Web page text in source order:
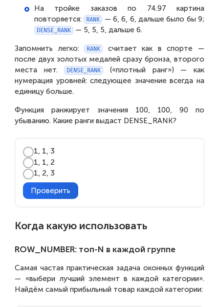
На тройке заказов по 74.97 картина
повторяется: RANK — 6, 6, 6, дальше было бы 9;
DENSE_RANK — 5, 5, 5, дальше 6.
Запомнить легко: RANK
считает как в спорте —
после двух золотых медалей сразу бронза, второго
места нет. DENSE_RANK
(«плотный ранг») — как
нумерация уровней: следующее значение всегда на
единицу больше.
Функция ранжирует значения 100, 100, 90 по
убыванию. Какие ранги выдаст DENSE_RANK?
1, 1, 3
1, 1, 2
1, 2, 3
Проверить
Когда какую использовать
ROW_NUMBER: топ-N в каждой группе
Самая частая практическая задача оконных функций
— «выбери лучший элемент в каждой категории».
Найдём самый прибыльный товар каждой категории: